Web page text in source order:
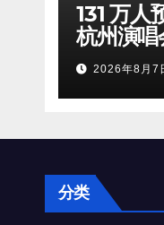
131 万人
杭州演唱
档位火速
2026年8月7
分类